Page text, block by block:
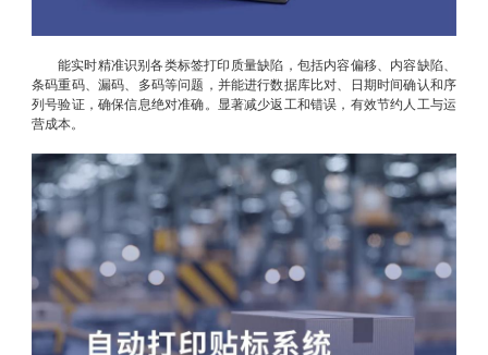
能实时精准识别各类标签打印质量缺陷，包括内容偏移、内容缺陷、
条码重码、漏码、多码等问题，并能进行数据库比对、日期时间确认和序
列号验证，确保信息绝对准确。显著减少返工和错误，有效节约人工与运
营成本。